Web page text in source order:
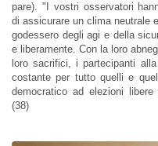
pare). "I vostri osservatori
di assicurare un clima neutrale
godessero degli agi e della
e liberamente. Con la loro
loro sacrifici, i partecipanti
costante per tutto quelli e
democratico ad elezioni
(38)